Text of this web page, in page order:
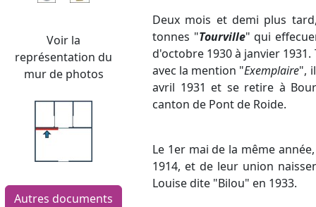
Voir la
représentation du
mur de photos
Autres documents
Deux mois et demi plus
tonnes "Tourville" qui
d'octobre 1930 à janvier
avec la mention "Exemplaire",
avril 1931 et se retire à
canton de Pont de Roide.
Le 1er mai de la même
1914, et de leur union
Louise dite "Bilou" en 1933.